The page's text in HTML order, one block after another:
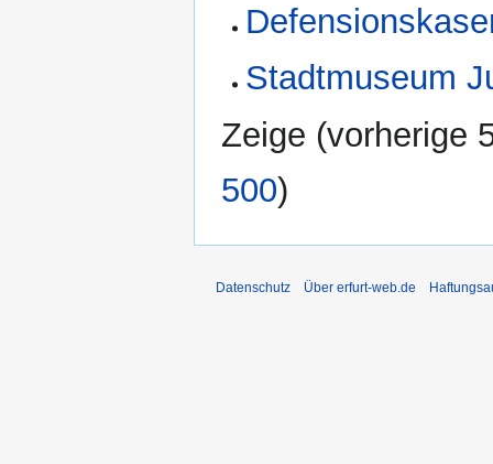
Stadtmuseum
Zeige (vorherige
500)
Datenschutz Über erfurt-web.de